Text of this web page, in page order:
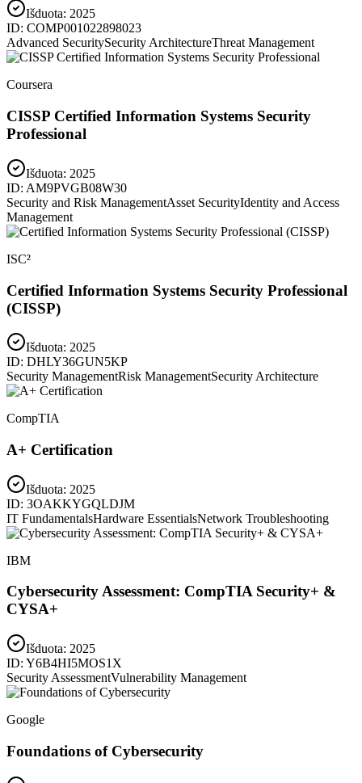
Išduota: 2025
ID: COMP001022898023
Advanced SecuritySecurity ArchitectureThreat Management
Coursera
CISSP Certified Information Systems Security
Professional
Išduota: 2025
ID: AM9PVGB08W30
Security and Risk ManagementAsset SecurityIdentity and Access
Management
ISC²
Certified Information Systems Security Professional
(CISSP)
Išduota: 2025
ID: DHLY36GUN5KP
Security ManagementRisk ManagementSecurity Architecture
CompTIA
A+ Certification
Išduota: 2025
ID: 3OAKKYGQLDJM
IT FundamentalsHardware EssentialsNetwork Troubleshooting
IBM
Cybersecurity Assessment: CompTIA Security+ &
CYSA+
Išduota: 2025
ID: Y6B4HI5MOS1X
Security AssessmentVulnerability Management
Google
Foundations of Cybersecurity